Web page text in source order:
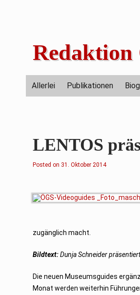
Redaktion
Allerlei Publikationen
LENTOS
Posted on 31. Oktober 2014
zugänglich macht.
Bildtext:Dunja Schneider
Die neuen Museumsguides
Monat werden weiterhin